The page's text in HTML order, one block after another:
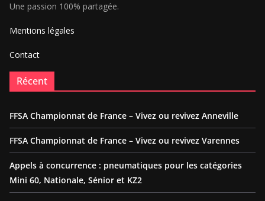
Une passion 100% partagée.
Mentions légales
Contact
Récent
FFSA Championnat de France – Vivez ou revivez Anneville
FFSA Championnat de France – Vivez ou revivez Varennes
Appels à concurrence : pneumatiques pour les catégories
Mini 60, Nationale, Sénior et KZ2